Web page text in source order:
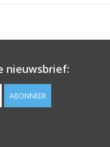
nieuwsbrief:
ABONNEER